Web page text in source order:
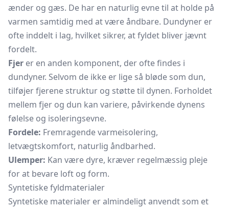
ænder og gæs. De har en naturlig evne til at holde på
varmen samtidig med at være åndbare. Dundyner er
ofte inddelt i lag, hvilket sikrer, at fyldet bliver jævnt
fordelt.
Fjer er en anden komponent, der ofte findes i
dundyner. Selvom de ikke er lige så bløde som dun,
tilføjer fjerene struktur og støtte til dynen. Forholdet
mellem fjer og dun kan variere, påvirkende dynens
følelse og isoleringsevne.
Fordele: Fremragende varmeisolering,
letvægtskomfort, naturlig åndbarhed.
Ulemper: Kan være dyre, kræver regelmæssig pleje
for at bevare loft og form.
Syntetiske fyldmaterialer
Syntetiske materialer er almindeligt anvendt som et